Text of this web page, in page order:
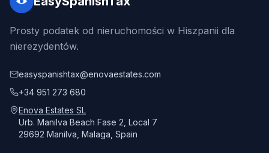
Prosty podatek od nieruchomości w Hiszpanii dla
nierezydentów.
easyspanishtax@enovaestates.com
+34 951 273 680
Enova Estates SL
Urb. Manilva Beach Fase 2, Local 7
29692 Manilva, Malaga, Spain